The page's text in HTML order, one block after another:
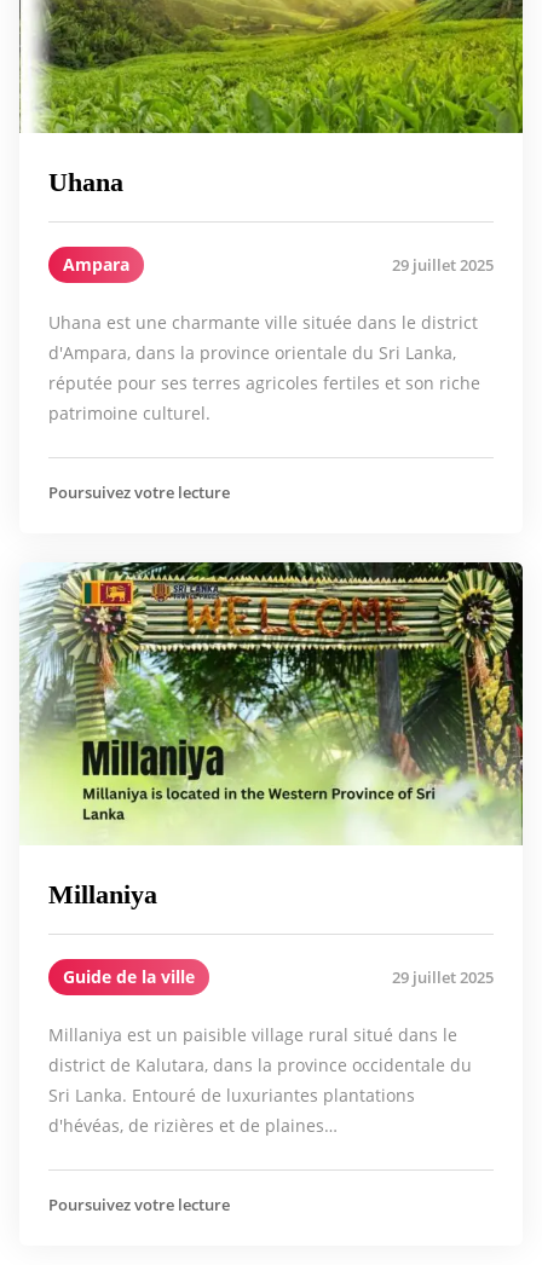
Uhana
Ampara 29 juillet 2025
Uhana est une charmante ville située dans le district
d'Ampara, dans la province orientale du Sri Lanka,
réputée pour ses terres agricoles fertiles et son riche
patrimoine culturel.
Poursuivez votre lecture
Millaniya
Guide de la ville 29 juillet 2025
Millaniya est un paisible village rural situé dans le
district de Kalutara, dans la province occidentale du
Sri Lanka. Entouré de luxuriantes plantations
d'hévéas, de rizières et de plaines…
Poursuivez votre lecture